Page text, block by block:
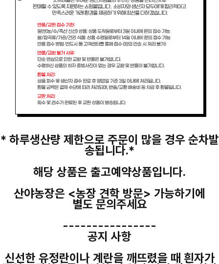
* 하루생산량 제한으로 주문이 많을 경우 순차발
송됩니다.*
해당 상품은 출고예약상품입니다.
산야농장은 <농장 견학 방문> 가능하기에
별도 문의주세요
----------------
공지 사항
신선한 유정란이나 계란을 깨뜨렸을 때 흰자가